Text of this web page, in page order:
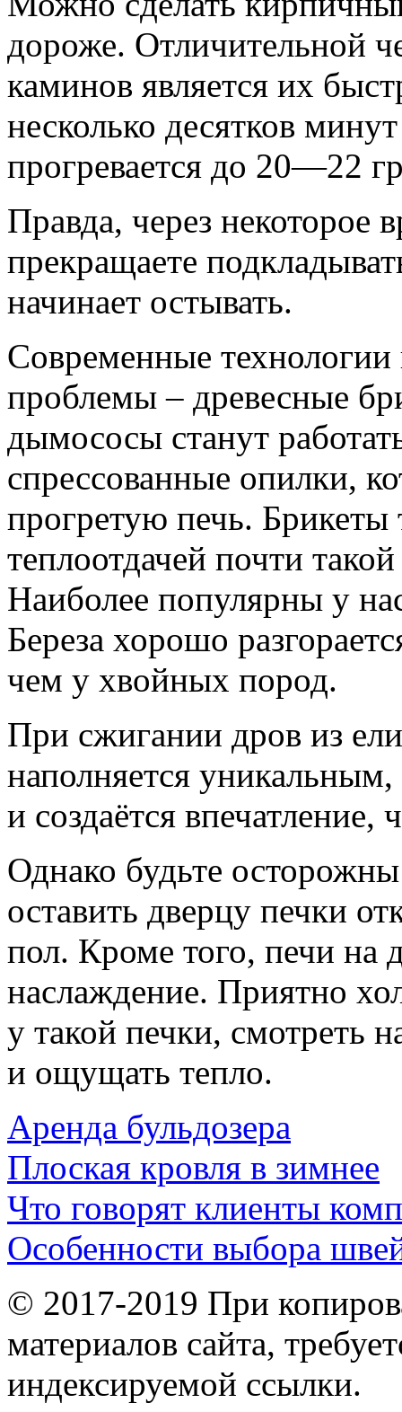
дороже. Отличительной
каминов является их
несколько десятков
прогревается до 20—22
Правда, через некоторое
прекращаете
начинает остывать.
Современные
проблемы – древесные
дымососы станут
спрессованные опилки,
прогретую печь.
теплоотдачей почти
Наиболее популярны у
Береза хорошо
чем у хвойных пород.
При сжигании дров из
наполняется
и создаётся впечатление,
Однако будьте
оставить дверцу печки
пол. Кроме того, печи на
наслаждение. Приятно
у такой печки, смотреть
и ощущать тепло.
Аренда бульдозера
Плоская кровля в зимнее
Что говорят клиенты
Особенности выбора
© 2017-2019 При
материалов сайта,
индексируемой ссылки.